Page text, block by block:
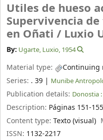
Utiles de hueso
Supervivencia
en Oñati / Luxio
By: Ugarte, Luxio, 1954
Material type:
Continuing
Series: . 39 | Munibe
Publication details: Donostia :
Description: Páginas 151-155
Content type: Texto (visual)
ISSN: 1132-2217